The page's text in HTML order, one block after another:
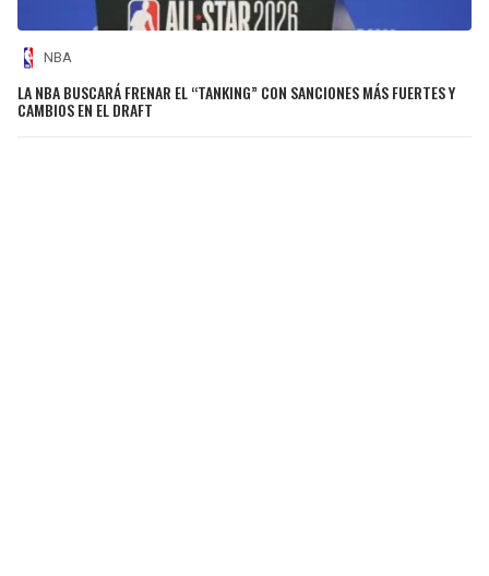
NBA
LA NBA BUSCARÁ FRENAR EL “TANKING” CON SANCIONES MÁS FUERTES Y
CAMBIOS EN EL DRAFT